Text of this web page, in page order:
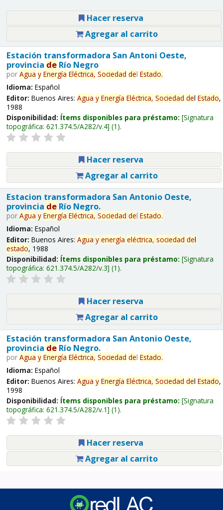
Hacer reserva
Agregar al carrito
Estación transformadora San Antoni Oeste,
provincia deRío Negro
por Agua y Energía Eléctrica, Sociedad del Estado.
Idioma: Español
Editor: Buenos Aires: Agua y Energía Eléctrica, Sociedad del Estado,
1988
Disponibilidad: Ítems disponibles para préstamo: Signatura
topográfica: 621.374.5/A282/v.4 (1).
Hacer reserva
Agregar al carrito
Estacion transformadora San Antonio Oeste,
provincia deRío Negro.
por Agua y Energía Eléctrica, Sociedad del Estado.
Idioma: Español
Editor: Buenos Aires: Agua y energía eléctrica, sociedad del
estado, 1988
Disponibilidad: Ítems disponibles para préstamo: Signatura
topográfica: 621.374.5/A282/v.3 (1).
Hacer reserva
Agregar al carrito
Estación transformadora San Antonio Oeste,
provincia deRío Negro.
por Agua y Energía Eléctrica, Sociedad del Estado.
Idioma: Español
Editor: Buenos Aires: Agua y Energía Eléctrica, Sociedad del Estado,
1998
Disponibilidad: Ítems disponibles para préstamo: Signatura
topográfica: 621.374.5/A282/v.1 (1).
Hacer reserva
Agregar al carrito